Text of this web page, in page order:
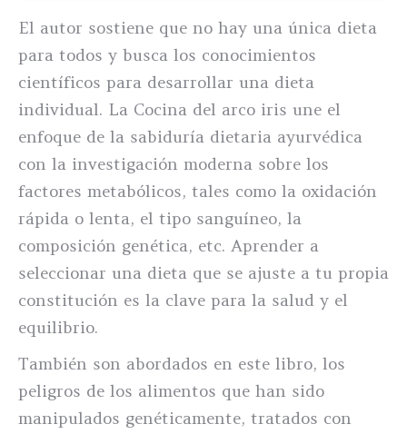
El autor sostiene que no hay una única dieta
para todos y busca los conocimientos
científicos para desarrollar una dieta
individual. La Cocina del arco iris une el
enfoque de la sabiduría dietaria ayurvédica
con la investigación moderna sobre los
factores metabólicos, tales como la oxidación
rápida o lenta, el tipo sanguíneo, la
composición genética, etc. Aprender a
seleccionar una dieta que se ajuste a tu propia
constitución es la clave para la salud y el
equilibrio.
También son abordados en este libro, los
peligros de los alimentos que han sido
manipulados genéticamente, tratados con